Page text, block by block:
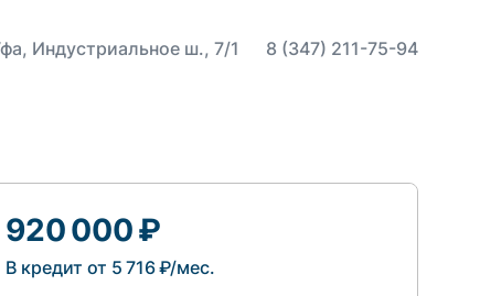
Индустриальное ш., 7/1 8 (347) 211-75-94
920 000 ₽
В кредит от 5 716 ₽/мес.